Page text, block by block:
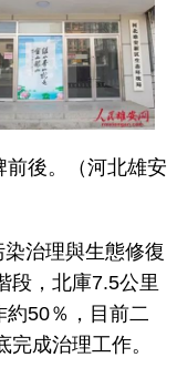
後。（河北雄安
治理與生態修復
段，北庫7.5公里
約50％，目前二
成治理工作。